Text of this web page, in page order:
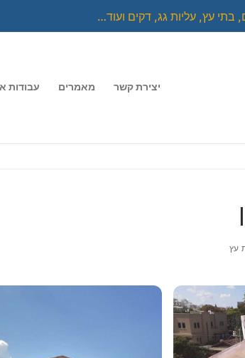
בתי עץ, עליות גג, דקים ועוד…
יצירת קשר מאמרים עבודות
עץ